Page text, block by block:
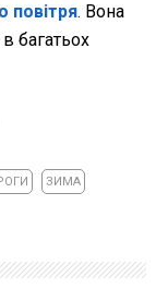
повітря. Вона
багатьох
ЗИМА